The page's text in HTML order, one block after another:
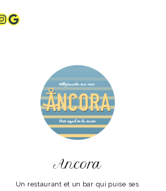
Google
Ancora
Un restaurant et un bar qui puise ses